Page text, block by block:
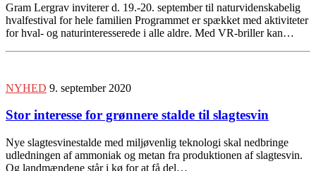
Gram Lergrav inviterer d. 19.-20. september til naturvidenskabelig
hvalfestival for hele familien Programmet er spækket med aktiviteter
for hval- og naturinteresserede i alle aldre. Med VR-briller kan…
NYHED 9. september 2020
Stor interesse for grønnere stalde til slagtesvin
Nye slagtesvinestalde med miljøvenlig teknologi skal nedbringe
udledningen af ammoniak og metan fra produktionen af slagtesvin.
Og landmændene står i kø for at få del…